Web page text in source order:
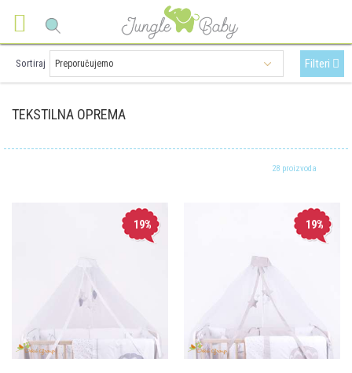
TEKSTILNA OPREMA
Sortiraj Filteri
28 proizvoda
19% 19%